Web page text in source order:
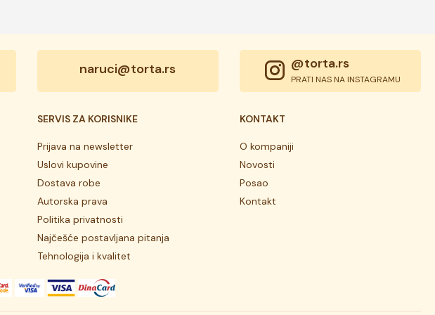
naruci@torta.rs @torta.rs
PRATI NAS NA INSTAGRAMU
SERVIS ZA KORISNIKE
Prijava na newsletter
Uslovi kupovine
Dostava robe
Autorska prava
Politika privatnosti
Najčešće postavljana pitanja
Tehnologija i kvalitet
KONTAKT
O kompaniji
Novosti
Posao
Kontakt